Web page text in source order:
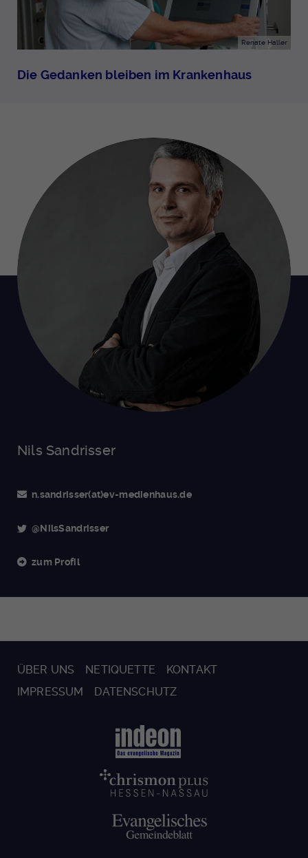
Renate Haller
Die Gedanken bleiben im Krankenhaus
Nils Sandrisser
n.sandrisser(at)ev-medienhaus.de
@NilsSandrisser
zum Profil
ÜBER UNS NETIQUETTE
KONTAKT
IMPRESSUM
DATENSCHUTZ